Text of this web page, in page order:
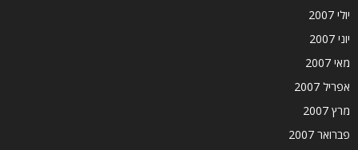
יולי 2007
יוני 2007
מאי 2007
אפריל 2007
מרץ 2007
פברואר 2007